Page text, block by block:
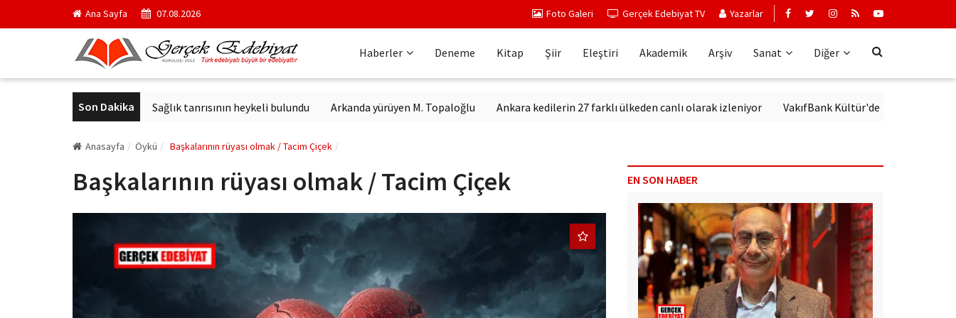
Ana Sayfa 07.08.2026 Foto Galeri Gerçek Edebiyat TV Yazarlar
Haberler Deneme Kitap Şiir Eleştiri Akademik Arşiv Sanat Diğer
Son Dakika
başkanı oldu Sağlık tanrısının heykeli bulundu Arkanda yürüyen M. Topaloğlu Ankara kedilerin 27 farklı ülkeden canlı olarak izleniyor VakıfBank Kültür'de Modern Alman
Anasayfa Öykü Başkalarının rüyası olmak / Tacim Çiçek
Başkalarının rüyası olmak / Tacim Çiçek EN SON HABER